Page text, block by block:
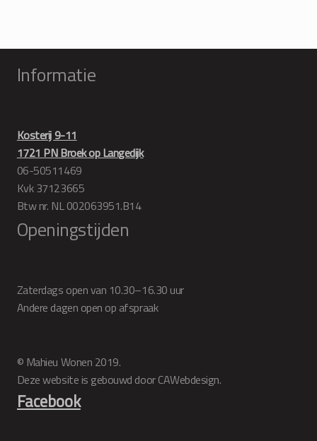
Informatie
Kosterij 9-11
1721 PN Broek op Langedijk
06-50511469
Kvk 37123665
Btw nr. NL 002063951.B14
Openingstijden
Zaterdags open van 10.30–16.30 uur
Andere dagen open op afspraak
© Mahieu Wonen 2019.
Deze website is gebouwd door CAWebdesign.
Facebook